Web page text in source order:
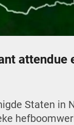
attendue
Staten in